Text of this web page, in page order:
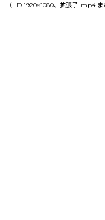
（HD 1920×1080、拡張子 .mp4 ま